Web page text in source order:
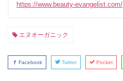
https://www.beauty-evangelist.com/
エヌオーガニック
Facebook Twitter Pocket